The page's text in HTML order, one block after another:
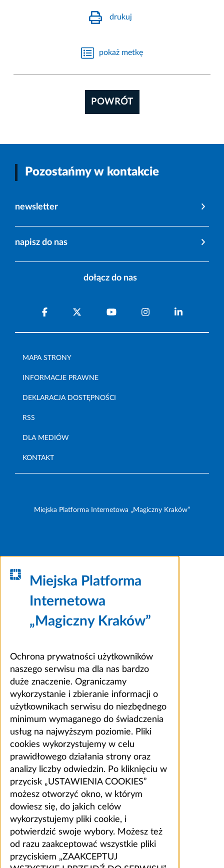
drukuj
pokaż metkę
POWRÓT
Pozostańmy w kontakcie
newsletter
napisz do nas
dołącz do nas
MAPA STRONY
INFORMACJE PRAWNE
DEKLARACJA DOSTĘPNOŚCI
RSS
DLA MEDIÓW
KONTAKT
Miejska Platforma Internetowa „Magiczny Kraków”
Miejska Platforma
Internetowa
„Magiczny Kraków”
Ochrona prywatności użytkowników
naszego serwisu ma dla nas bardzo
duże znaczenie. Ograniczamy
wykorzystanie i zbieranie informacji o
użytkownikach serwisu do niezbędnego
minimum wymaganego do świadczenia
usług na najwyższym poziomie. Pliki
cookies wykorzystujemy w celu
prawidłowego działania strony oraz
analizy liczby odwiedzin. Po kliknięciu w
przycisk „USTAWIENIA COOKIES”
możesz otworzyć okno, w którym
dowiesz się, do jakich celów
wykorzystujemy pliki cookie, i
potwierdzić swoje wybory. Możesz też
od razu zaakceptować wszystkie pliki
przyciskiem „ZAAKCEPTUJ